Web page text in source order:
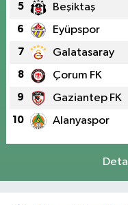
5 Beşiktaş
6 Eyüpspor
7 Galatasaray
8 Çorum FK
9 Gaziantep FK
10 Alanyaspor